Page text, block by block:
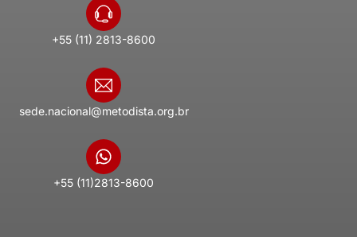
+55 (11) 2813-8600
sede.nacional@metodista.org.br
+55 (11)2813-8600